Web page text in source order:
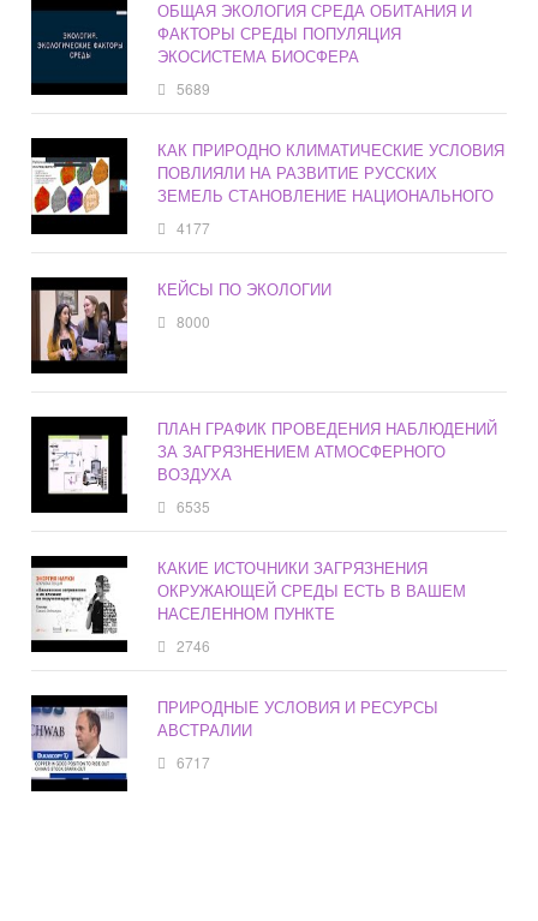
ОБЩАЯ ЭКОЛОГИЯ СРЕДА ОБИТАНИЯ И
ФАКТОРЫ СРЕДЫ ПОПУЛЯЦИЯ
ЭКОСИСТЕМА БИОСФЕРА
5689
КАК ПРИРОДНО КЛИМАТИЧЕСКИЕ УСЛОВИЯ
ПОВЛИЯЛИ НА РАЗВИТИЕ РУССКИХ
ЗЕМЕЛЬ СТАНОВЛЕНИЕ НАЦИОНАЛЬНОГО
4177
КЕЙСЫ ПО ЭКОЛОГИИ
8000
ПЛАН ГРАФИК ПРОВЕДЕНИЯ НАБЛЮДЕНИЙ
ЗА ЗАГРЯЗНЕНИЕМ АТМОСФЕРНОГО
ВОЗДУХА
6535
КАКИЕ ИСТОЧНИКИ ЗАГРЯЗНЕНИЯ
ОКРУЖАЮЩЕЙ СРЕДЫ ЕСТЬ В ВАШЕМ
НАСЕЛЕННОМ ПУНКТЕ
2746
ПРИРОДНЫЕ УСЛОВИЯ И РЕСУРСЫ
АВСТРАЛИИ
6717